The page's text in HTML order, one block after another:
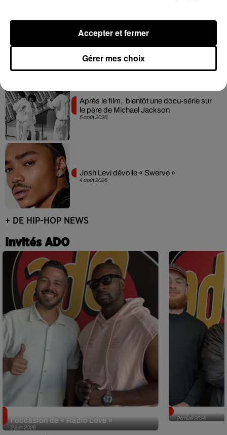
Franglish et Keblack dévoilent une
5 août 2026
Après le film, bientôt une docu-série sur
le père de Michael Jackson
4 août 2026
Josh Levi dévoile « Swerve »
+ DE HIP-HOP NEWS
Invités ADO
2 juin 2026
l'occasion de « Radio Love »
24 avril 2026
Gérer mes choix
Accepter et fermer